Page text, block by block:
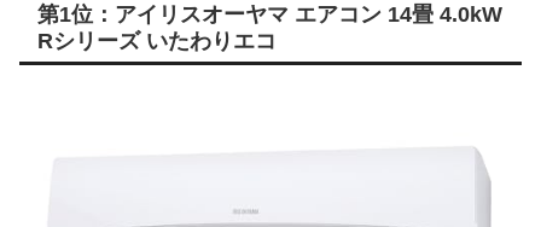
第1位：アイリスオーヤマ エアコン 14畳 4.0kW
Rシリーズ いたわりエコ